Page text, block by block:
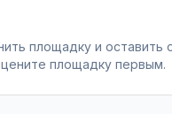
площадку и оставить
площадку первым.